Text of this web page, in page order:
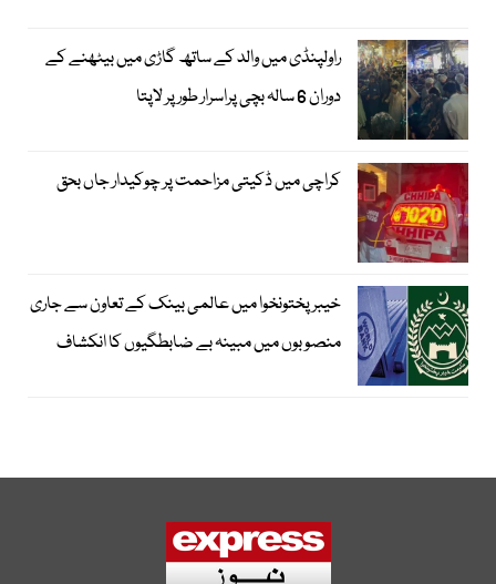
راولپنڈی میں والد کے ساتھ گاڑی میں بیٹھنے کے
دوران 6 سالہ بچی پراسرار طور پر لاپتا
کراچی میں ڈکیتی مزاحمت پر چوکیدار جاں بحق
خیبرپختونخوا میں عالمی بینک کے تعاون سے جاری
منصوبوں میں مبینہ بے ضابطگیوں کا انکشاف